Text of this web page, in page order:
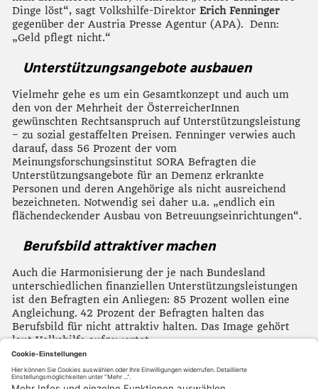
Dinge löst“, sagt Volkshilfe-Direktor Erich Fenninger
gegenüber der Austria Presse Agentur (APA). Denn:
„Geld pflegt nicht.“
Unterstützungsangebote ausbauen
Vielmehr gehe es um ein Gesamtkonzept und auch um
den von der Mehrheit der ÖsterreicherInnen
gewünschten Rechtsanspruch auf Unterstützungsleistung
– zu sozial gestaffelten Preisen. Fenninger verwies auch
darauf, dass 56 Prozent der vom
Meinungsforschungsinstitut SORA Befragten die
Unterstützungsangebote für an Demenz erkrankte
Personen und deren Angehörige als nicht ausreichend
bezeichneten. Notwendig sei daher u.a. „endlich ein
flächendeckender Ausbau von Betreuungseinrichtungen“.
Berufsbild attraktiver machen
Auch die Harmonisierung der je nach Bundesland
unterschiedlichen finanziellen Unterstützungsleistungen
ist den Befragten ein Anliegen: 85 Prozent wollen eine
Angleichung. 42 Prozent der Befragten halten das
Berufsbild für nicht attraktiv halten. Das Image gehört
laut Volkshilfe aufgewertet.
>>Link zur Volkshilfe